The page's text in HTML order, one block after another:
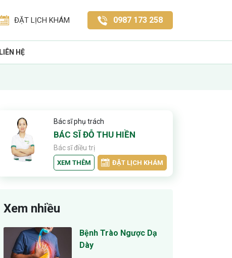
ĐẶT LỊCH KHÁM 0987 173 258
LIÊN HỆ
Bác sĩ phụ trách
BÁC SĨ ĐỖ THU HIỀN
Bác sĩ điều trị
XEM THÊM ĐẶT LỊCH KHÁM
Xem nhiều
Bệnh Trào Ngược Dạ
Dày